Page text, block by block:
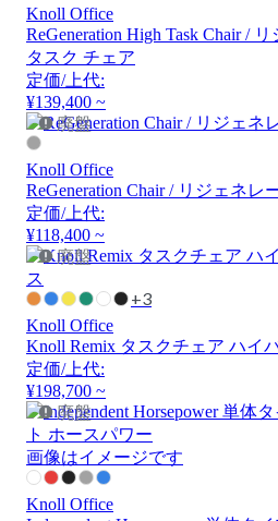
Knoll Office
ReGeneration High Task Chair /
タスク チェア
定価/上代:
¥139,400 ~
廃盤
Knoll Office
ReGeneration Chair / リジェネレ
定価/上代:
¥118,400 ~
廃盤
+3
Knoll Office
Knoll Remix タスクチェア ハイ
定価/上代:
¥198,700 ~
廃盤
画像はイメージです
Knoll Office